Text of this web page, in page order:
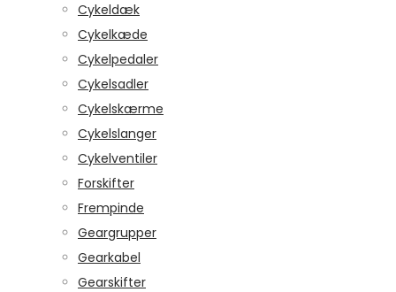
Cykeldæk
Cykelkæde
Cykelpedaler
Cykelsadler
Cykelskærme
Cykelslanger
Cykelventiler
Forskifter
Frempinde
Geargrupper
Gearkabel
Gearskifter